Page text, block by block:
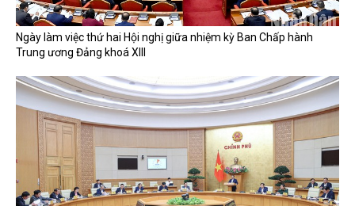
Ngày làm việc thứ hai Hội nghị giữa nhiệm kỳ Ban Chấp hành
Trung ương Đảng khoá XIII